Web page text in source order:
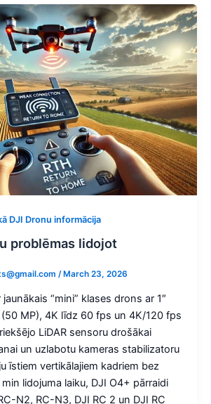
DJI Dronu informācija
problēmas lidojot
/ March 23, 2026
“mini” klases drons ar 1″
MP), 4K līdz 60 fps un 4K/120 fps
LiDAR sensoru drošākai
un uzlabotu kameras stabilizatoru
īstiem vertikālajiem kadriem bez
lidojuma laiku, DJI O4+ pārraidi
N2, RC-N3, DJI RC 2 un DJI RC